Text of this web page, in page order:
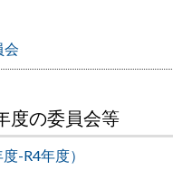
会
度の委員会等
-R4年度）